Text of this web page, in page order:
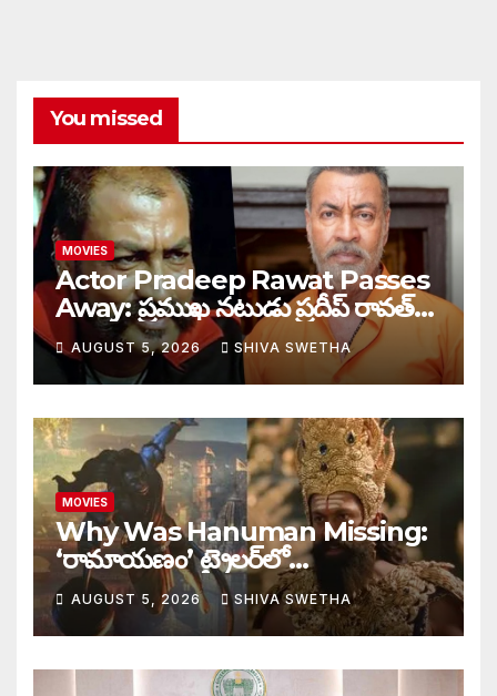
You missed
MOVIES
Actor Pradeep Rawat Passes
Away: ప్రముఖ నటుడు ప్రదీప్ రావత్
మృతి…
AUGUST 5, 2026 SHIVA SWETHA
MOVIES
Why Was Hanuman Missing:
‘రామాయణం’ ట్రైలర్‌లో
హనుమంతుడు ఎందుకు కనిపించలేదు…
AUGUST 5, 2026 SHIVA SWETHA